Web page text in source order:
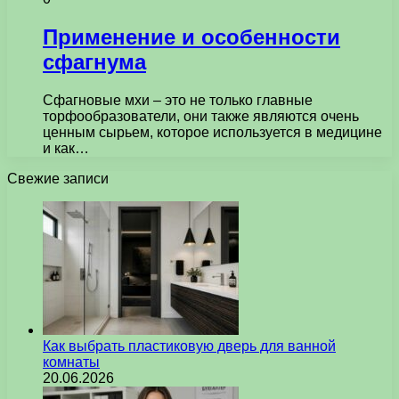
Применение и особенности
сфагнума
Сфагновые мхи – это не только главные
торфообразователи, они также являются очень
ценным сырьем, которое используется в медицине
и как…
Свежие записи
Как выбрать пластиковую дверь для ванной
комнаты
20.06.2026